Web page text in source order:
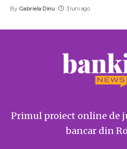
By Gabriela Dinu 3 luni ago
Primul proiect online de
bancar din